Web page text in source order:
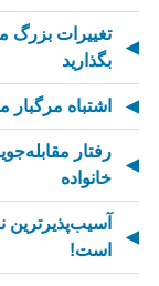
تغییرات بزرگ
بگذارید
اشتباه
رفتار
خانواده
آسیب‌پذیرترین
است!